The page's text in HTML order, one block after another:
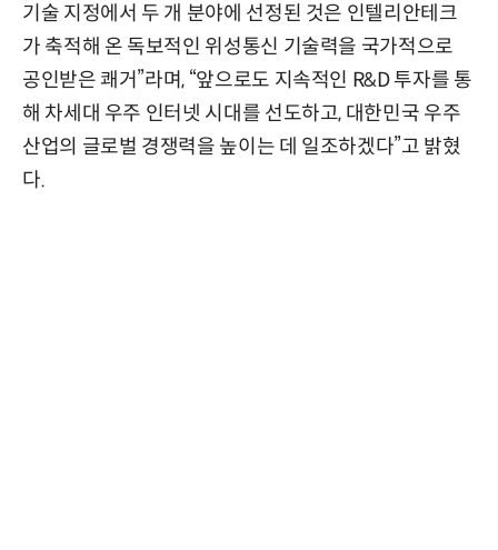
기술 지정에서 두 개 분야에 선정된 것은 인텔리안테크
가 축적해 온 독보적인 위성통신 기술력을 국가적으로
공인받은 쾌거”라며, “앞으로도 지속적인 R&D 투자를 통
해 차세대 우주 인터넷 시대를 선도하고, 대한민국 우주
산업의 글로벌 경쟁력을 높이는 데 일조하겠다”고 밝혔
다.